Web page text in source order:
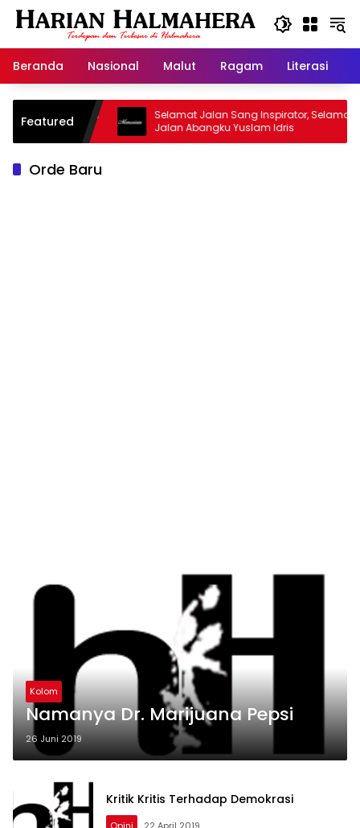
Langsung
Beranda
Nasional Malut Ragam Literasi
Featured
Warisan
Selamat Jalan Sang Inspirator, Selamat
Jalan Abangku Yuslam Idris
Orde Baru
Kolom
Namanya Dr. Marijuana Pepsi
26 Juni 2019
Kritik Kritis Terhadap Demokrasi